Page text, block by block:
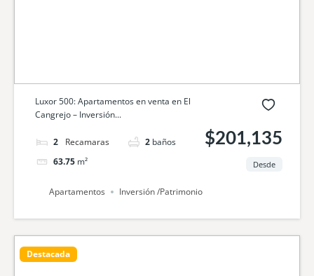
Luxor 500: Apartamentos en venta en El
Cangrejo – Inversión...
2 camas 2 baños
63.75 m²
$201,135
Desde
Apartamentos Inversión /Patrimonio
Destacada